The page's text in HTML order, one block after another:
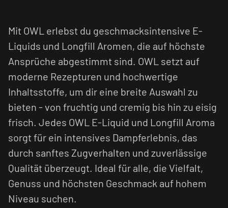
Mit OWL erlebst du geschmacksintensive E-
Liquids und Longfill Aromen, die auf höchste
Ansprüche abgestimmt sind. OWL setzt auf
moderne Rezepturen und hochwertige
Inhaltsstoffe, um dir eine breite Auswahl zu
bieten - von fruchtig und cremig bis hin zu eisig
frisch. Jedes OWL E-Liquid und Longfill Aroma
sorgt für ein intensives Dampferlebnis, das
durch sanftes Zugverhalten und zuverlässige
Qualität überzeugt. Ideal für alle, die Vielfalt,
Genuss und höchsten Geschmack auf hohem
Niveau suchen.